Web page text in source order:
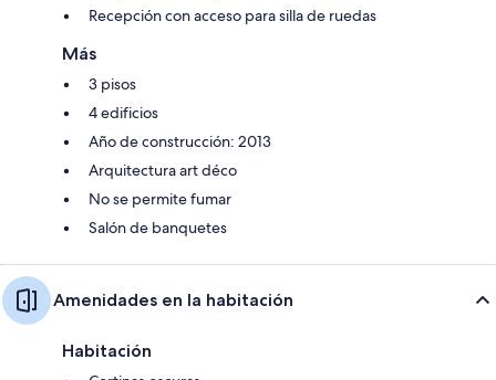
Recepción con acceso para silla de ruedas
Más
3 pisos
4 edificios
Año de construcción: 2013
Arquitectura art déco
No se permite fumar
Salón de banquetes
Amenidades en la habitación
Habitación